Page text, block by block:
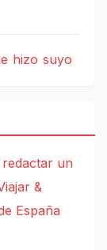
hizo suyo
un
&
España